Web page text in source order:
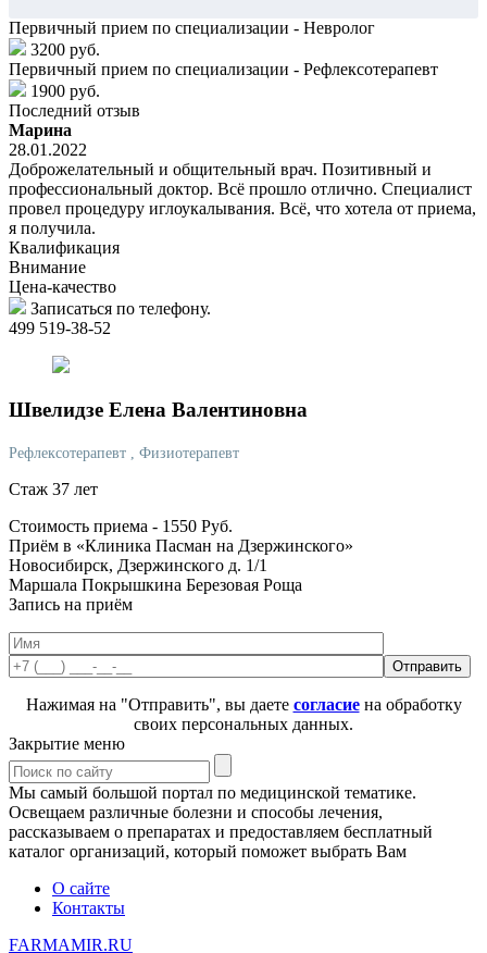
Первичный прием по специализации - Невролог
3200 руб.
Первичный прием по специализации - Рефлексотерапевт
1900 руб.
Последний отзыв
Марина
28.01.2022
Доброжелательный и общительный врач. Позитивный и
профессиональный доктор. Всё прошло отлично. Специалист
провел процедуру иглоукалывания. Всё, что хотела от приема,
я получила.
Квалификация
Внимание
Цена-качество
Записаться по телефону.
499 519-38-52
Швелидзе Елена Валентиновна
Рефлексотерапевт , Физиотерапевт
Стаж 37 лет
Стоимость приема - 1550 Руб.
Приём в «Клиника Пасман на Дзержинского»
Новосибирск, Дзержинского д. 1/1
Маршала Покрышкина Березовая Роща
Запись на приём
Нажимая на "Отправить", вы даете согласиена обработку
своих персональных данных.
Закрытие меню
Мы самый большой портал по медицинской тематике.
Освещаем различные болезни и способы лечения,
рассказываем о препаратах и предоставляем бесплатный
каталог организаций, который поможет выбрать Вам
О сайте
Контакты
FARMAMIR.RU